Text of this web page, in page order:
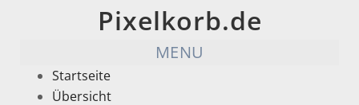
Pixelkorb.de
MENU
Startseite
Übersicht